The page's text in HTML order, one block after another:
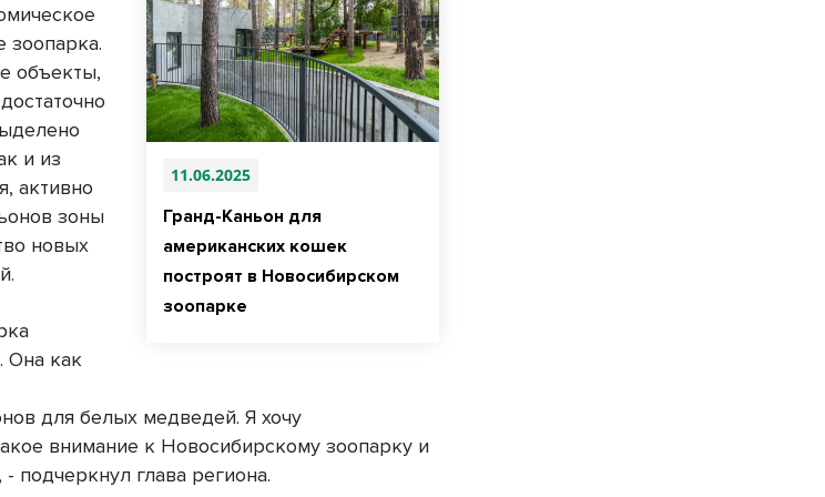
11.06.2025
Гранд-Каньон для
американских кошек
построят в Новосибирском
зоопарке
зоопарка.
объекты,
и из
активно
зоны
новых
Она как
для белых медведей. Я хочу
внимание к Новосибирскому зоопарку и
подчеркнул глава региона.